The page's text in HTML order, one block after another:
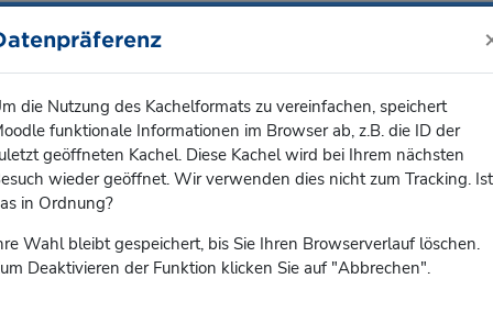
der THGA
und DV-Dienste an
die Nutzung des Kachelformats zu vereinfachen, speichert
funktionale Informationen im Browser ab, z.B. die ID der
geöffneten Kachel. Diese Kachel wird bei Ihrem nächsten
wieder geöffnet. Wir verwenden dies nicht zum Tracking. Ist
in Ordnung?
Wahl bleibt gespeichert, bis Sie Ihren Browserverlauf löschen.
Deaktivieren der Funktion klicken Sie auf "Abbrechen".